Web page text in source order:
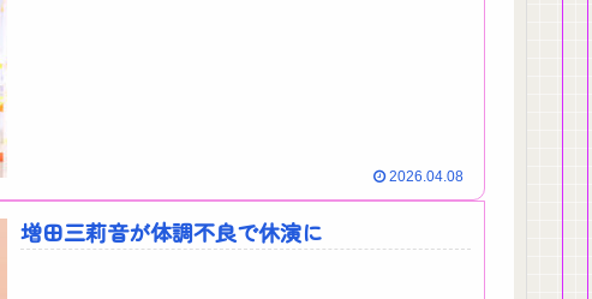
2026.04.08
増田三莉音が体調不良で休演に